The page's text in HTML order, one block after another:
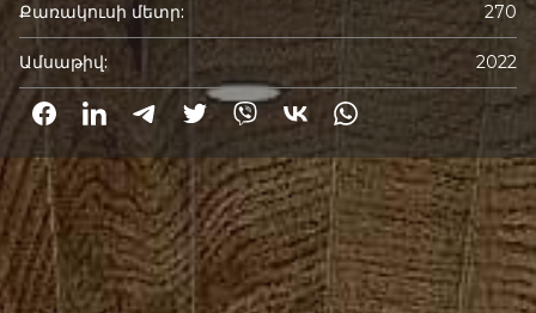
Քառակուսի մետր: 270
Ամսաթիվ: 2022